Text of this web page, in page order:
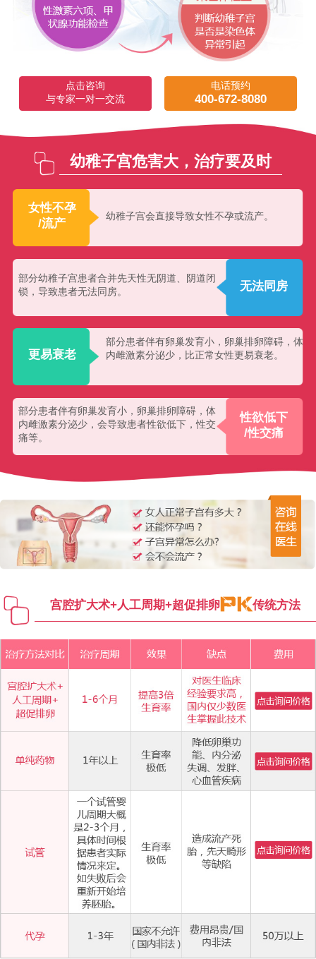
点击咨询
与专家一对一交流
电话预约
400-672-8080
幼稚子宫危害大，治疗要及时
女性不孕
/流产
幼稚子宫会直接导致女性不孕或流产。
部分幼稚子宫患者合并先天性无阴道、阴道闭
锁，导致患者无法同房。
无法同房
更易衰老
部分患者伴有卵巢发育小，卵巢排卵障碍，体
内雌激素分泌少，比正常女性更易衰老。
部分患者伴有卵巢发育小，卵巢排卵障碍，体
内雌激素分泌少，会导致患者性欲低下，性交
痛等。
性欲低下
/性交痛
宫腔扩大术+人工周期+超促排卵 传统方法